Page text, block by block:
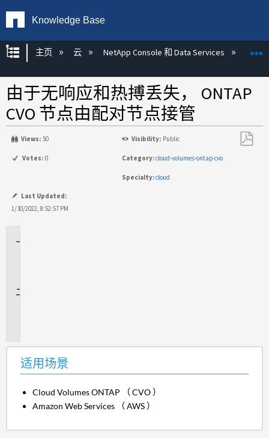
Knowledge Base
扩展/隐缩全局层次
主页 云 NetApp Console 和 Data Services
由于无响应和热搏丢失， ONTAP
CVO 节点由配对节点接管
Views: 50 Visibility: Public
Votes: 0 Category:cloud-volumes-ontap-cvo
Specialty:cloud
Last Updated:
1/30/2022, 8:52:57 PM
适用场景
Cloud Volumes ONTAP （ CVO ）
Amazon Web Services （ AWS ）